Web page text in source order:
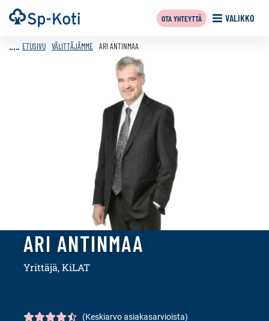
Siirry
sisältöön
Etusivu VALIKKO
OTA YHTEYTTÄ
ETUSIVU VÄLITTÄJÄMME ARI ANTINMAA
ARI ANTINMAA
Yrittäjä, KiLAT
(Keskiarvo asiakasarvioista)